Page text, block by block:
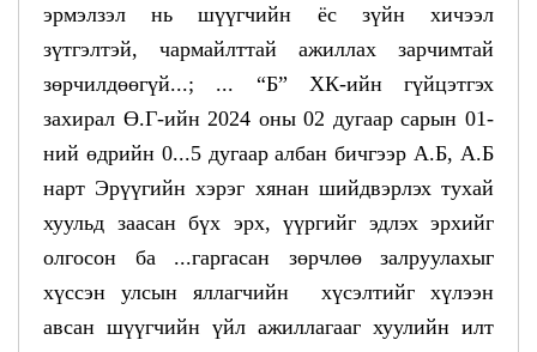
эрмэлзэл нь шүүгчийн ёс зүйн хичээл
зүтгэлтэй, чармайлттай ажиллах зарчимтай
зөрчилдөөгүй...; ... “Б” ХК-ийн гүйцэтгэх
захирал Ө.Г-ийн 2024 оны 02 дугаар сарын 01-
ний өдрийн 0...5 дугаар албан бичгээр А.Б, А.Б
нарт Эрүүгийн хэрэг хянан шийдвэрлэх тухай
хуульд заасан бүх эрх, үүргийг эдлэх эрхийг
олгосон ба ...гаргасан зөрчлөө залруулахыг
хүссэн улсын яллагчийн хүсэлтийг хүлээн
авсан шүүгчийн үйл ажиллагааг хуулийн илт